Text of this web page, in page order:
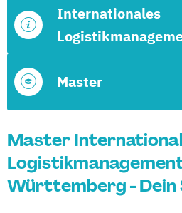
Master
Internationales
Master
Württemberg -